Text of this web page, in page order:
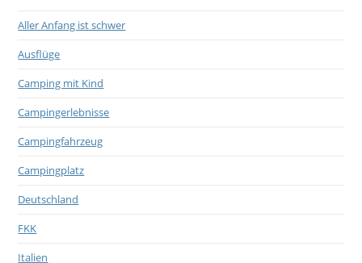
Aller Anfang ist schwer
Ausflüge
Camping mit Kind
Campingerlebnisse
Campingfahrzeug
Campingplatz
Deutschland
FKK
Italien